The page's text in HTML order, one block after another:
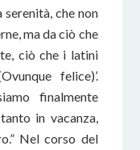
che non
ma da ciò che
ciò che i latini
felice)’.
finalmente
in vacanza,
Nel corso del